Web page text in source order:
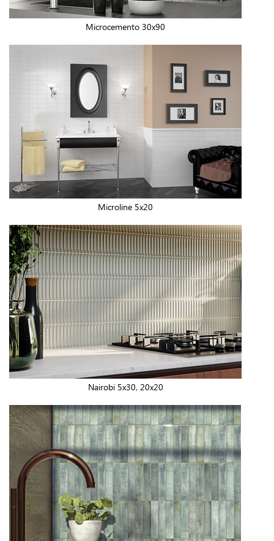
Microcemento 30x90
Microline 5x20
Nairobi 5x30, 20x20